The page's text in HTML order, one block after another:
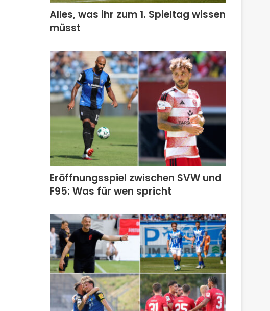
Alles, was ihr zum 1. Spieltag wissen
müsst
Eröffnungsspiel zwischen SVW und
F95: Was für wen spricht